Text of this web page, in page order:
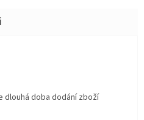
je 4 z 5 hvězdiček.
dlouhá doba dodání zboží